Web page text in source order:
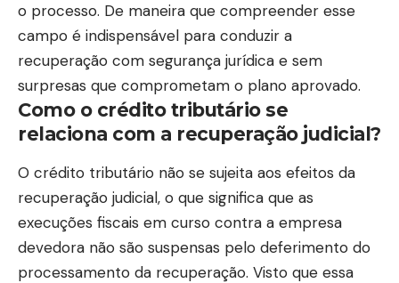
o processo. De maneira que compreender esse
campo é indispensável para conduzir a
recuperação com segurança jurídica e sem
surpresas que comprometam o plano aprovado.
Como o crédito tributário se
relaciona com a recuperação judicial?
O crédito tributário não se sujeita aos efeitos da
recuperação judicial, o que significa que as
execuções fiscais em curso contra a empresa
devedora não são suspensas pelo deferimento do
processamento da recuperação. Visto que essa